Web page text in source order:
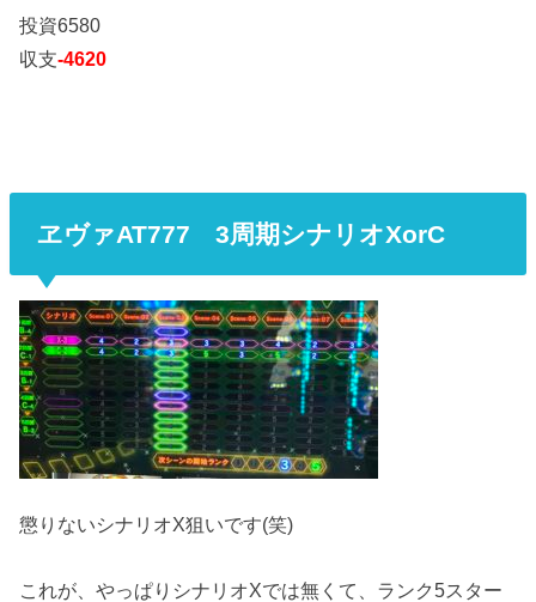
投資6580
収支-4620
ヱヴァAT777 3周期シナリオXorC
懲りないシナリオX狙いです(笑)
これが、やっぱりシナリオXでは無くて、ランク5スター